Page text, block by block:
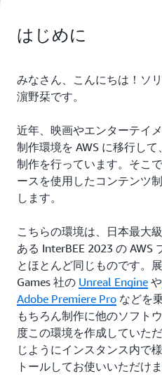
はじめに
みなさん、こんにちは！ソ
濵野栞です。
近年、映画やエンターテイ
制作環境を AWS に移行し
制作を行っています。そこ
ースを使用したコンテンツ
します。
こちらの環境は、日本最大
ある InterBEE 2023 の AWS
とほとんど同じものです。
Games 社の Unreal Engine や
Adobe Premiere Pro などを
もちろん制作に他のソフト
度この環境を作成していた
じようにインスタンス内で
トールしてお使いいただけま